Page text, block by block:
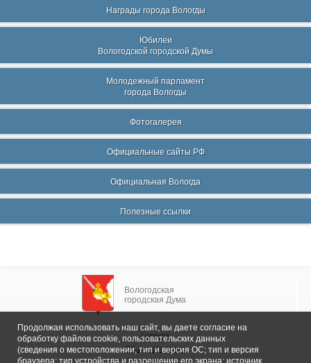
Награды города Вологды
Юбилеи
Вологодской городской Думы
Молодежный парламент
города Вологды
Фотогалерея
Официальные сайты РФ
Официальная Вологда
Полезные ссылки
Вологодская
городская Дума
Главная
Общие сведения
Продолжая использовать наш сайт, вы даете согласие на
обработку файлов cookie, пользовательских данных
(сведения о местоположении; тип и версия ОС; тип и версия
браузера; тип устройства и разрешение его экрана; источник,